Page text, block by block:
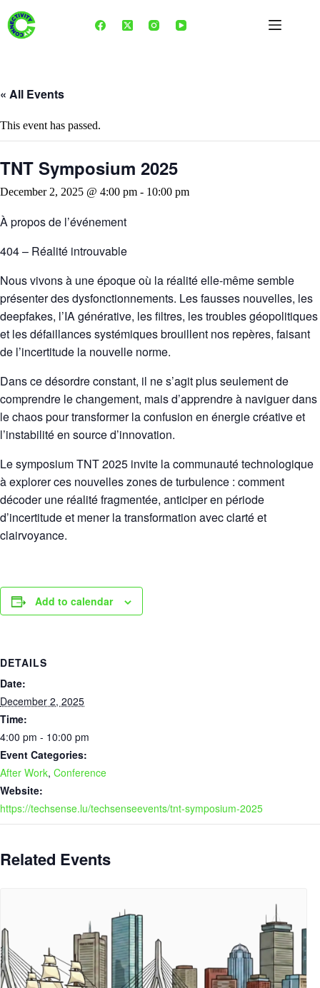
content
« All Events
This event has passed.
TNT Symposium 2025
December 2, 2025 @ 4:00 pm - 10:00 pm
À propos de l’événement
404 – Réalité introuvable
Nous vivons à une époque où la réalité elle-même semble
présenter des dysfonctionnements. Les fausses nouvelles, les
deepfakes, l’IA générative, les filtres, les troubles géopolitiques
et les défaillances systémiques brouillent nos repères, faisant
de l’incertitude la nouvelle norme.
Dans ce désordre constant, il ne s’agit plus seulement de
comprendre le changement, mais d’apprendre à naviguer dans
le chaos pour transformer la confusion en énergie créative et
l’instabilité en source d’innovation.
Le symposium TNT 2025 invite la communauté technologique
à explorer ces nouvelles zones de turbulence : comment
décoder une réalité fragmentée, anticiper en période
d’incertitude et mener la transformation avec clarté et
clairvoyance.
Add to calendar
DETAILS
Date:
December 2, 2025
Time:
4:00 pm - 10:00 pm
Event Categories:
After Work, Conference
Website:
https://techsense.lu/techsenseevents/tnt-symposium-2025
Related Events